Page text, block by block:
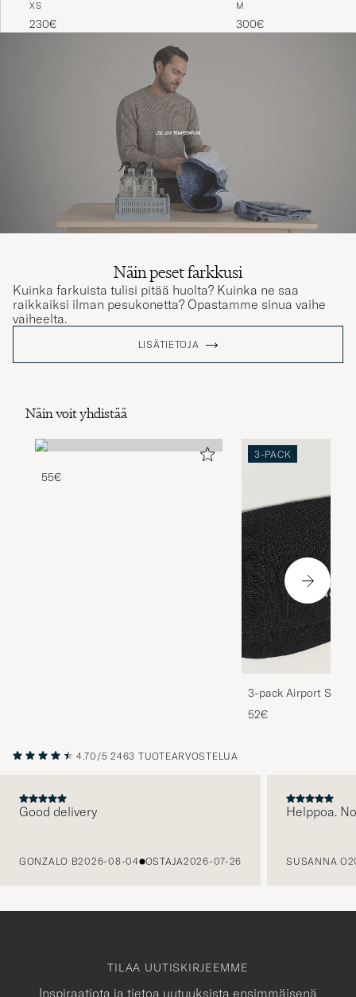
XS
230€
One Wash
M
300€
Näin peset farkkusi
Kuinka farkuista tulisi pitää huolta? Kuinka ne saa
raikkaiksi ilman pesukonetta? Opastamme sinua vaihe
vaiheelta.
LISÄTIETOJA
Näin voit yhdistää
55€
3-PACK
3-pack Airport
Melange
52€
4.70/5 2463 TUOTEARVOSTELUA
Good delivery
GONZALO B2026-08-04 OSTAJA2026-07-26
Helppoa.
SUSANNA O
TILAA UUTISKIRJEEMME
Inspiraatiota ja tietoa uutuuksista ensimmäisenä